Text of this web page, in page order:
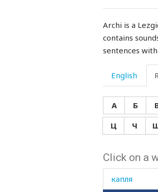
Archi is a
contains
sentences
English
А Б
Ц
Ч
Click on a
камера
камин
камыш
канава
капать
капкан
капля